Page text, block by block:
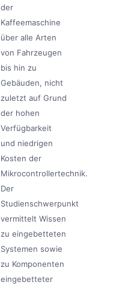
der
Kaffeemaschine
über alle Arten
von Fahrzeugen
bis hin zu
Gebäuden, nicht
zuletzt auf Grund
der hohen
Verfügbarkeit
und niedrigen
Kosten der
Mikrocontrollertechnik.
Der
Studienschwerpunkt
vermittelt Wissen
zu eingebetteten
Systemen sowie
zu Komponenten
eingebetteter